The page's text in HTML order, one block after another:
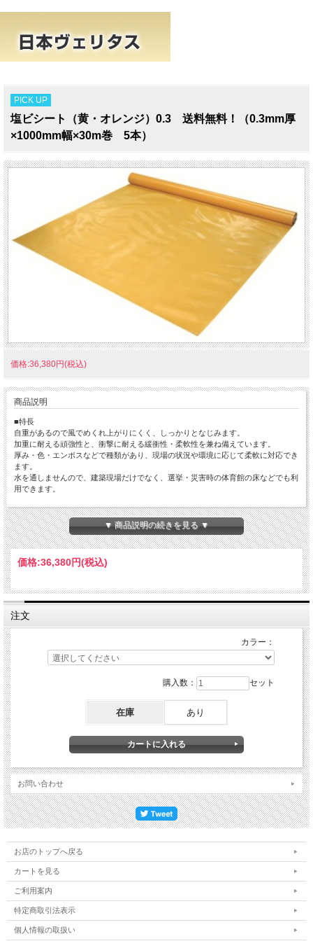
PICK UP
塩ビシート（黄・オレンジ）0.3 送料無料！（0.3mm厚
×1000mm幅×30m巻 5本）
価格:36,380円(税込)
商品説明
■特長
自重があるので風でめくれ上がりにくく、しっかりとなじみます。
加重に耐える頑強性と、衝撃に耐える緩衝性・柔軟性を兼ね備えています。
厚み・色・エンボスなどで種類があり、現場の状況や環境に応じて柔軟に対応でき
ます。
水を通しませんので、建築現場だけでなく、選挙・災害時の体育館の床などでも利
用できます。
■材質
塩ビ
■用途
住宅廻り・玄関・ベランダなどの屋外養生
選挙投票所の床養生として
▼ 商品説明の続きを見る ▼
価格:36,380円(税込)
注文
カラー：
購入数： セット
在庫 あり
お問い合わせ
お店のトップへ戻る
カートを見る
ご利用案内
特定商取引法表示
個人情報の取扱い